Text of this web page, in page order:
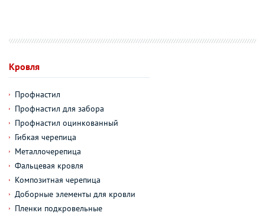
Кровля
Профнастил
Профнастил для забора
Профнастил оцинкованный
Гибкая черепица
Металлочерепица
Фальцевая кровля
Композитная черепица
Доборные элементы для кровли
Пленки подкровельные